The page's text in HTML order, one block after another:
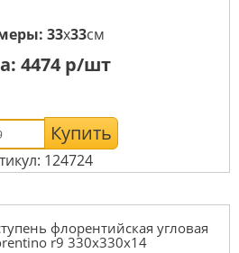
33x33см
4474 р/шт
Купить
124724
флорентийская угловая
r9 330x330x14